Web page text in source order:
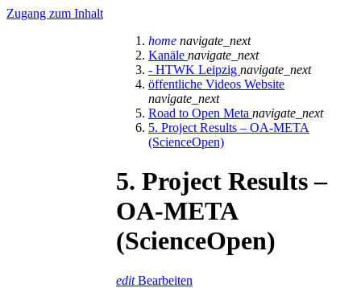
Zugang zum Inhalt
home navigate_next
Kanäle navigate_next
- HTWK Leipzig navigate_next
öffentliche Videos Website
navigate_next
Road to Open Meta navigate_next
5. Project Results – OA-META
(ScienceOpen)
5. Project Results –
OA-META
(ScienceOpen)
edit Bearbeiten